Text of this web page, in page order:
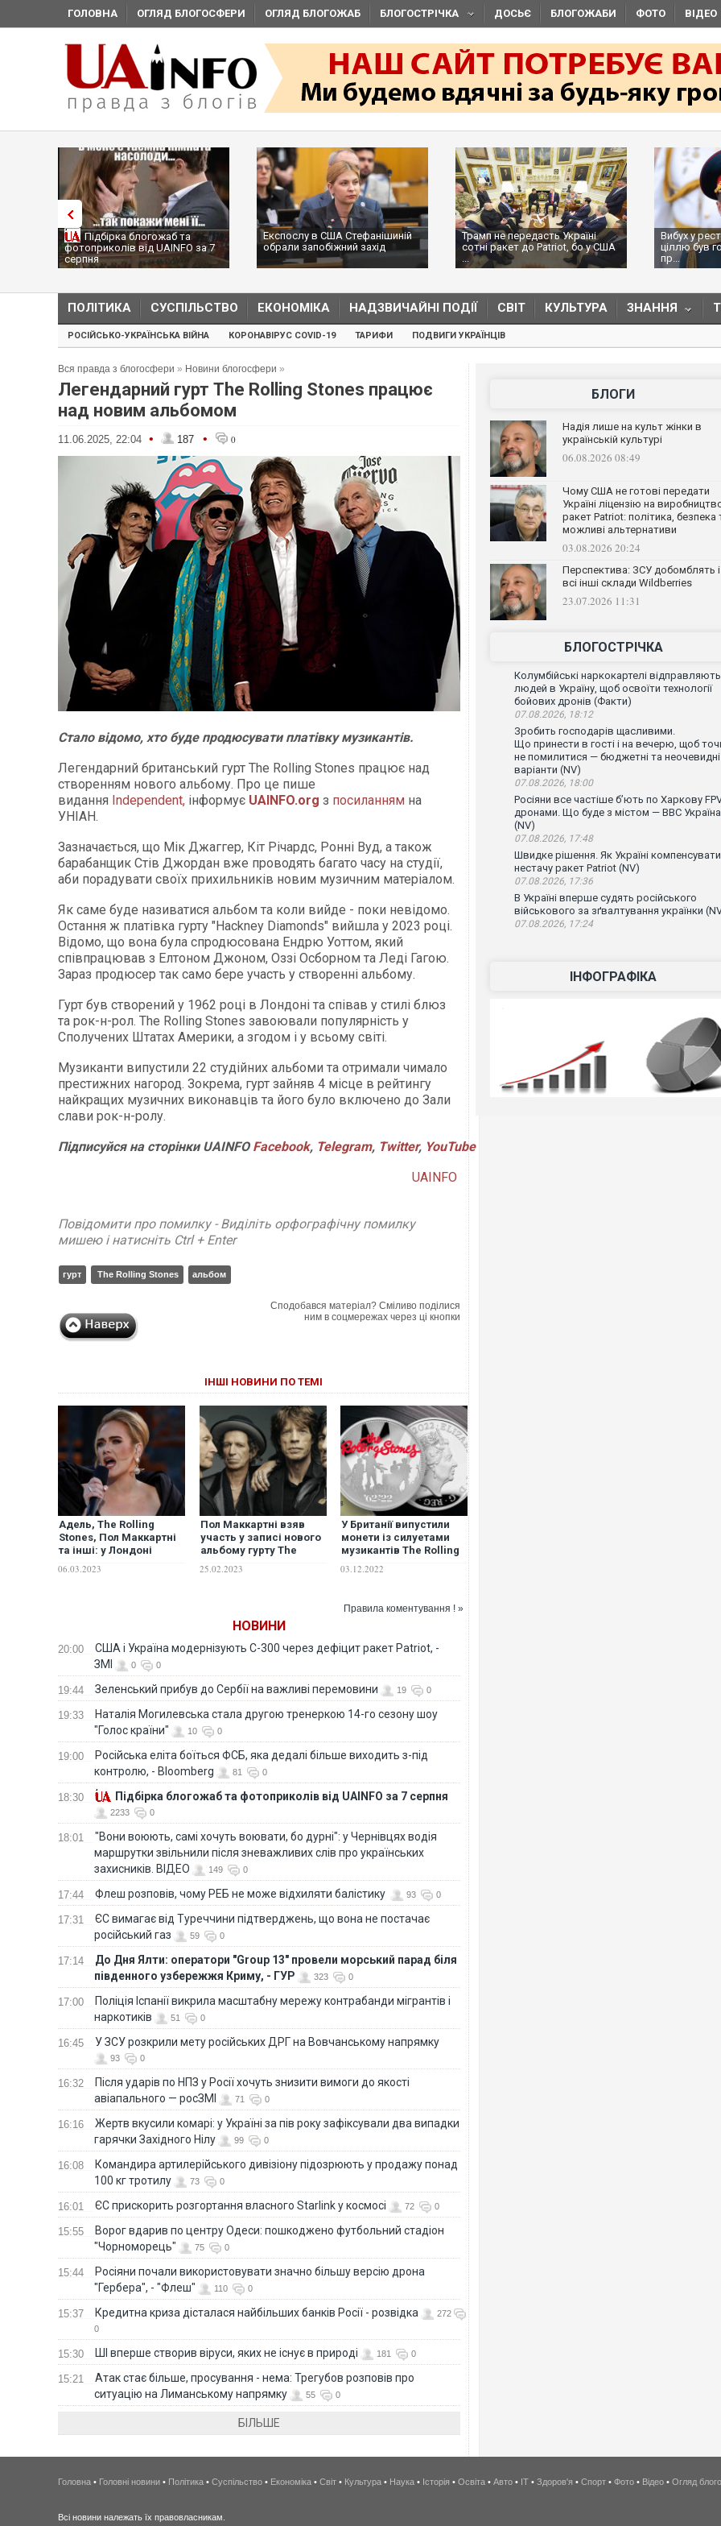
ГОЛОВНА ОГЛЯД БЛОГОСФЕРИ ОГЛЯД БЛОГОЖАБ БЛОГОСТРІЧКА ДОСЬЄ БЛОГОЖАБИ ФОТО ВІДЕО
Підбірка блогожаб та
фотоприколів від UAINFO за 7
серпня
Експослу в США Стефанішиній
обрали запобіжний захід
Трамп не передасть Україні
сотні ракет до Patriot, бо у США
...
Вибух у
ціллю був
пр...
ПОЛІТИКА СУСПІЛЬСТВО ЕКОНОМІКА НАДЗВИЧАЙНІ ПОДІЇ СВІТ КУЛЬТУРА ЗНАННЯ
РОСІЙСЬКО-УКРАЇНСЬКА ВІЙНА КОРОНАВІРУС COVID-19 ТАРИФИ ПОДВИГИ УКРАЇНЦІВ
Вся правда з блогосфери » Новини блогосфери »
Легендарний гурт The Rolling Stones працює
над новим альбомом
11.06.2025, 22:04 • 187 • 0
Стало відомо, хто буде продюсувати платівку музикантів.
Легендарний британський гурт The Rolling Stones працює над
створенням нового альбому. Про це пише
видання Independent, інформує UAINFO.org з посиланням на
УНІАН.
Зазначається, що Мік Джаггер, Кіт Річардс, Ронні Вуд, а також
барабанщик Стів Джордан вже проводять багато часу на студії,
аби порадувати своїх прихильників новим музичним матеріалом.
Як саме буде називатися альбом та коли вийде - поки невідомо.
Остання ж платівка гурту "Hackney Diamonds" вийшла у 2023 році.
Відомо, що вона була спродюсована Ендрю Уоттом, який
співпрацював з Елтоном Джоном, Оззі Осборном та Леді Гагою.
Зараз продюсер так само бере участь у створенні альбому.
Гурт був створений у 1962 році в Лондоні та співав у стилі блюз
та рок-н-рол. The Rolling Stones завоювали популярність у
Сполучених Штатах Америки, а згодом і у всьому світі.
Музиканти випустили 22 студійних альбоми та отримали чимало
престижних нагород. Зокрема, гурт зайняв 4 місце в рейтингу
найкращих музичних виконавців та його було включено до Зали
слави рок-н-ролу.
ПідписуйсянасторінкиUAINFO Facebook, Telegram, Twitter, YouTube
UAINFO
Повідомити про помилку - Виділіть орфографічну помилку
мишею і натисніть Ctrl + Enter
гурт The Rolling Stones альбом
Сподобався матеріал? Сміливо поділися
ним в соцмережах через ці кнопки
ІНШІ НОВИНИ ПО ТЕМІ
Адель, The Rolling
Stones, Пол Маккартні
та інші: у Лондоні
концерт на підтримку
06.03.2023
Пол Маккартні взяв
участь у записі нового
альбому гурту The
25.02.2023
У Британії випустили
монети із силуетами
музикантів The Rolling
03.12.2022
Правила коментування ! »
НОВИНИ
20:00
США і Україна модернізують С-300 через дефіцит ракет Patriot, -
ЗМІ
0 0
19:44 Зеленський прибув до Сербії на важливі перемовини 19 0
19:33
Наталія Могилевська стала другою тренеркою 14-го сезону шоу
"Голос країни"
10 0
19:00
Російська еліта боїться ФСБ, яка дедалі більше виходить з-під
контролю, - Bloomberg
81 0
18:30 Підбірка блогожаб та фотоприколів від UAINFO за 7 серпня
2233 0
18:01
"Вони воюють, самі хочуть воювати, бо дурні": у Чернівцях водія
маршрутки звільнили після зневажливих слів про українських
захисників. ВІДЕО
149 0
17:44 Флеш розповів, чому РЕБ не може відхиляти балістику 93 0
17:31
ЄС вимагає від Туреччини підтверджень, що вона не постачає
російський газ
59 0
17:14
До Дня Ялти: оператори "Group 13" провели морський парад біля
південного узбережжя Криму, - ГУР
323 0
17:00
Поліція Іспанії викрила масштабну мережу контрабанди мігрантів і
наркотиків
51 0
16:45 У ЗСУ розкрили мету російських ДРГ на Вовчанському напрямку
93 0
16:32
Після ударів по НПЗ у Росії хочуть знизити вимоги до якості
авіапального — росЗМІ
71 0
16:16
Жертв вкусили комарі: у Україні за пів року зафіксували два випадки
гарячки Західного Нілу
99 0
16:08
Командира артилерійського дивізіону підозрюють у продажу понад
100 кг тротилу
73 0
16:01 ЄС прискорить розгортання власного Starlink у космосі 72 0
15:55
Ворог вдарив по центру Одеси: пошкоджено футбольний стадіон
"Чорноморець"
75 0
15:44
Росіяни почали використовувати значно більшу версію дрона
"Гербера", - "Флеш"
110 0
15:37 Кредитна криза дісталася найбільших банків Росії - розвідка
272
0
15:30 ШІ вперше створив віруси, яких не існує в природі 181 0
15:21
Атак стає більше, просування - нема: Трегубов розповів про
ситуацію на Лиманському напрямку
55 0
БІЛЬШЕ
БЛОГИ
Надія лише на культ жінки в
українській культурі
06.08.2026 08:49
Чому США не готові передати
Україні ліцензію на
ракет Patriot: політика, безпека
можливі альтернативи
03.08.2026 20:24
Перспектива: ЗСУ добомблять і
всі інші склади Wildberries
23.07.2026 11:31
БЛОГОСТРІЧКА
Колумбійські наркокартелі відправляють
людей в Україну, щоб освоїти технології
бойових дронів (Факти)
07.08.2026, 18:12
Зробить господарів щасливими.
Що принести в гості і на вечерю, щоб
не помилитися — бюджетні та неочевидні
варіанти (NV)
07.08.2026, 18:00
Росіяни все частіше бʼють по Харкову
дронами. Що буде з містом — ВВС Україна
(NV)
07.08.2026, 17:48
Швидке рішення. Як Україні компенсувати
нестачу ракет Patriot (NV)
07.08.2026, 17:36
В Україні вперше судять російського
військового за зґвалтування українки
07.08.2026, 17:24
ІНФОГРАФІКА
Ворог завдав
двоє поранених. Ще
після атаки БПЛА по ринку
Зеленський прибув до
Головна • Головні новини • Політика • Суспільство • Економіка • Світ • Культура • Наука • Історія • Освіта • Авто • IT • Здоров'я • Спорт • Фото • Відео • Огляд
Всі новини належать їх правовласникам.